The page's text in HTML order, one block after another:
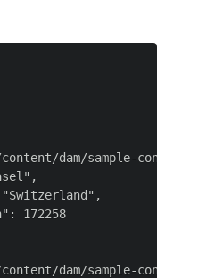
dam/sample-
172258
dam/sample-